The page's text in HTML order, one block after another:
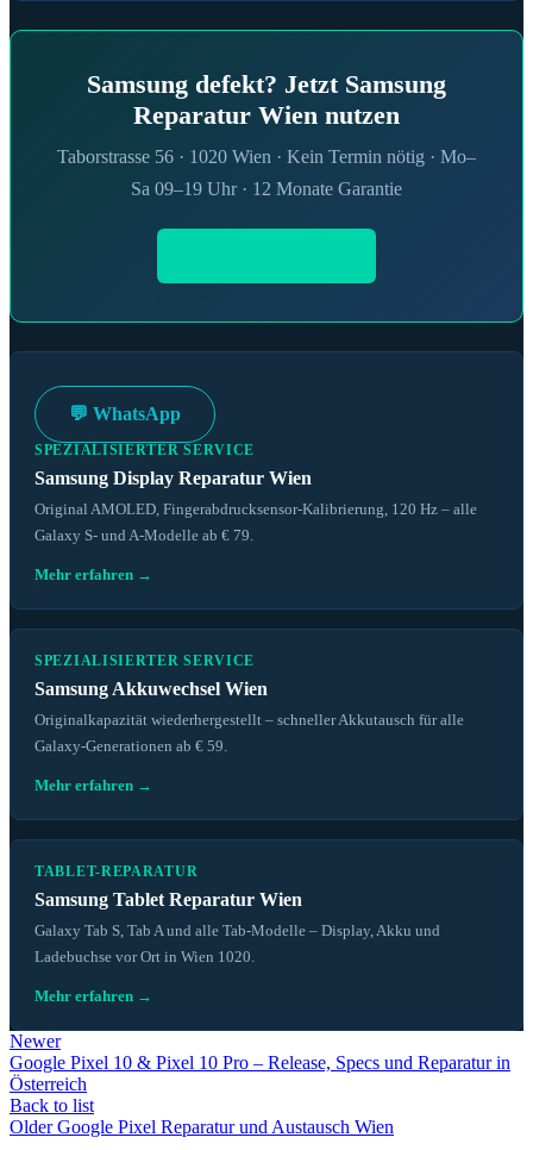
Samsung defekt? Jetzt Samsung
Reparatur Wien nutzen
Taborstrasse 56 · 1020 Wien · Kein Termin nötig · Mo–
Sa 09–19 Uhr · 12 Monate Garantie
💬 WhatsApp
SPEZIALISIERTER SERVICE
Samsung Display Reparatur Wien
Original AMOLED, Fingerabdrucksensor-Kalibrierung, 120 Hz – alle
Galaxy S- und A-Modelle ab € 79.
Mehr erfahren →
SPEZIALISIERTER SERVICE
Samsung Akkuwechsel Wien
Originalkapazität wiederhergestellt – schneller Akkutausch für alle
Galaxy-Generationen ab € 59.
Mehr erfahren →
TABLET-REPARATUR
Samsung Tablet Reparatur Wien
Galaxy Tab S, Tab A und alle Tab-Modelle – Display, Akku und
Ladebuchse vor Ort in Wien 1020.
Mehr erfahren →
Newer
Google Pixel 10 & Pixel 10 Pro – Release, Specs und Reparatur in
Österreich
Back to list
Older Google Pixel Reparatur und Austausch Wien